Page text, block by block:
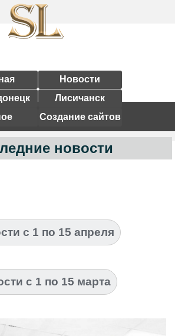
Новости
Лисичанск
Создание сайтов
новости
с 1 по 15 апреля
с 1 по 15 марта